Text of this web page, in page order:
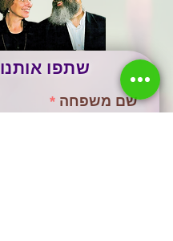
שתפו אותנו
שם משפחה